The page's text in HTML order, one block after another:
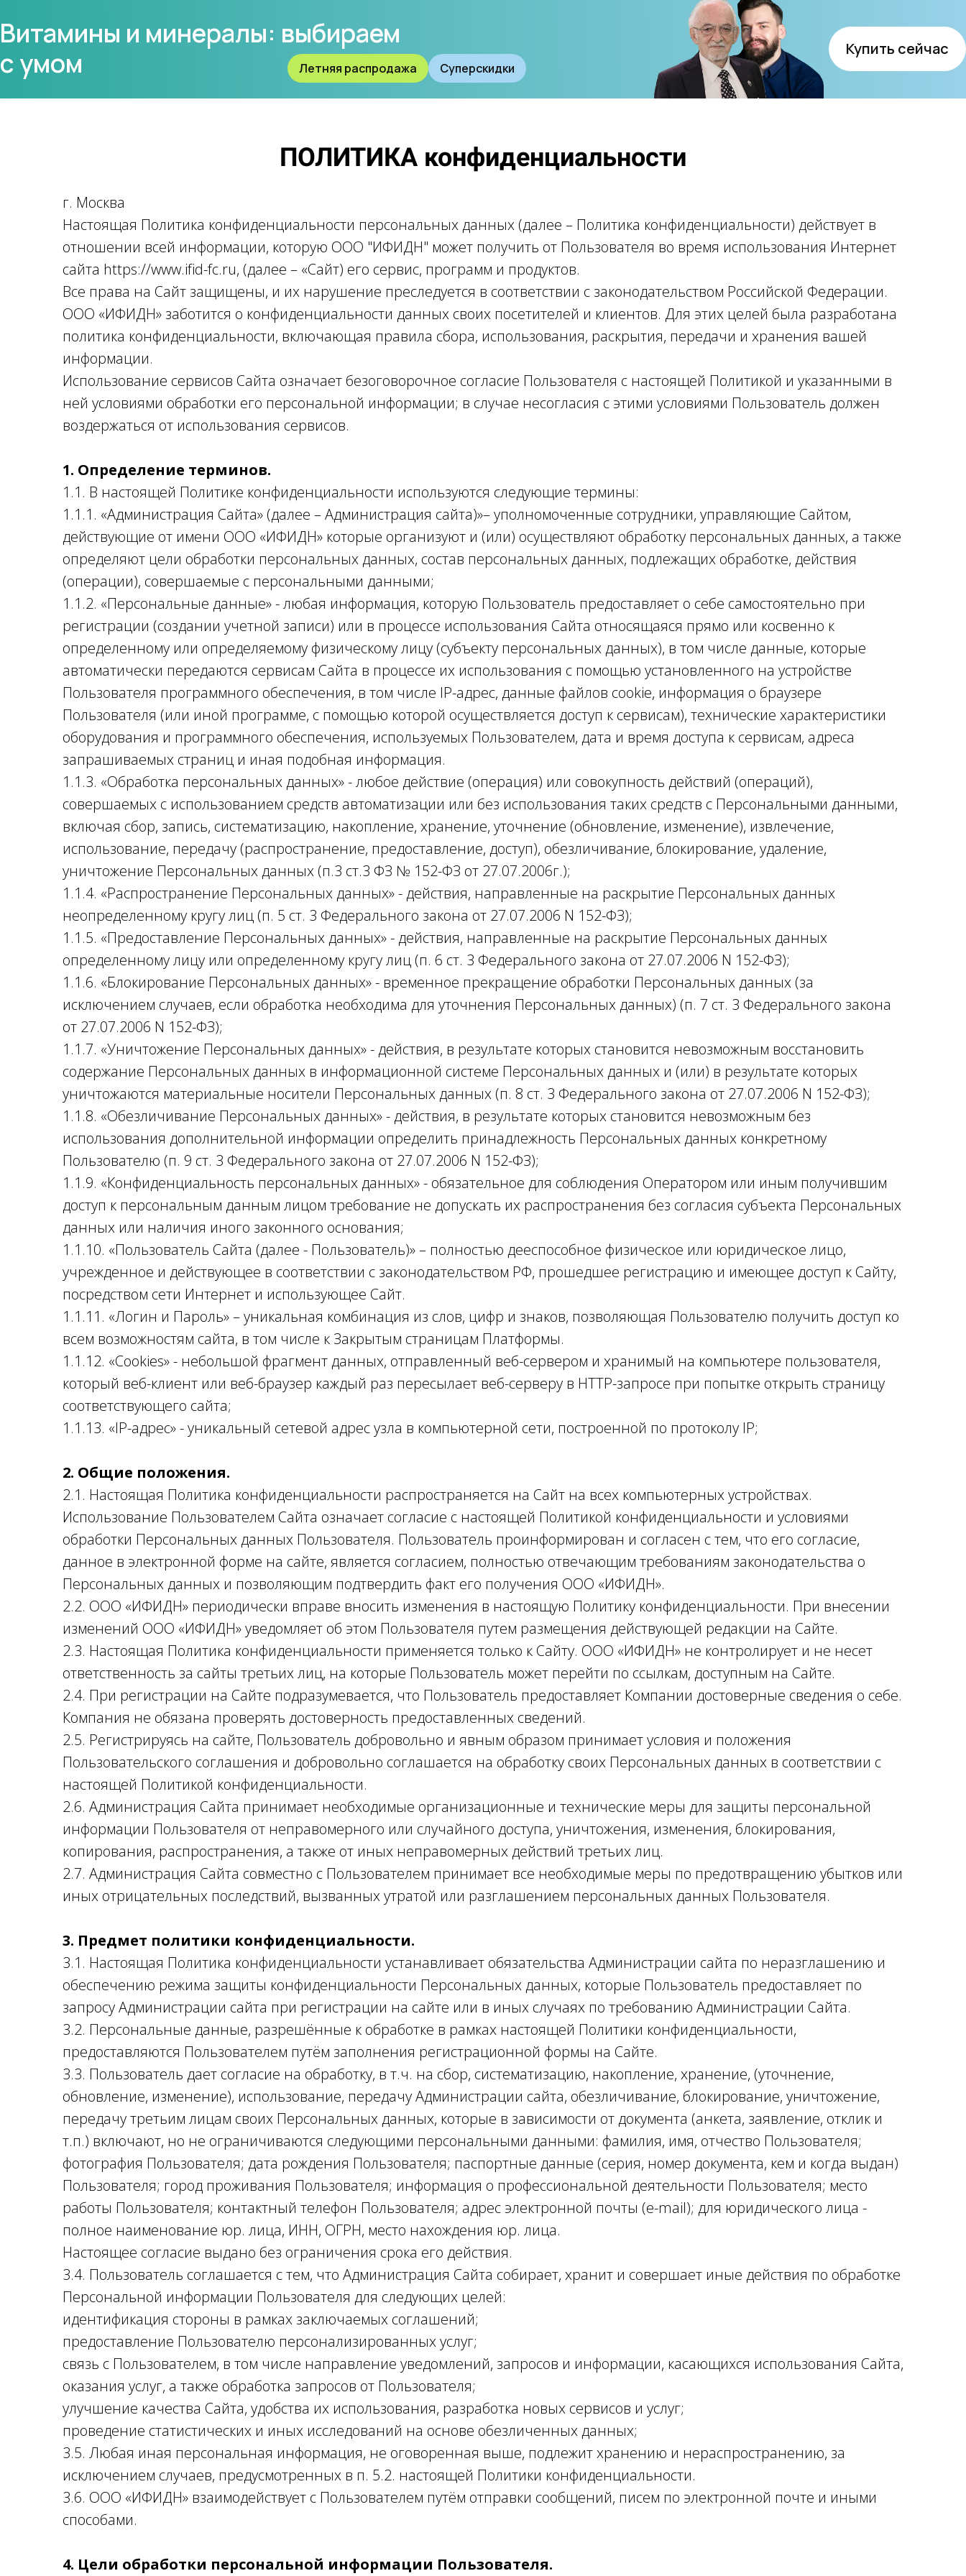
Витамины и минералы: выбираем
с умом
Летняя распродажа Суперскидки
Купить сейчас
ПОЛИТИКА конфиденциальности
г. Москва
Настоящая Политика конфиденциальности персональных данных (далее – Политика конфиденциальности) действует в
отношении всей информации, которую ООО "ИФИДН" может получить от Пользователя во время использования Интернет
сайта https://www.ifid-fc.ru, (далее – «Сайт) его сервис, программ и продуктов.
Все права на Сайт защищены, и их нарушение преследуется в соответствии с законодательством Российской Федерации.
ООО «ИФИДН» заботится о конфиденциальности данных своих посетителей и клиентов. Для этих целей была разработана
политика конфиденциальности, включающая правила сбора, использования, раскрытия, передачи и хранения вашей
информации.
Использование сервисов Сайта означает безоговорочное согласие Пользователя с настоящей Политикой и указанными в
ней условиями обработки его персональной информации; в случае несогласия с этими условиями Пользователь должен
воздержаться от использования сервисов.
1. Определение терминов.
1.1. В настоящей Политике конфиденциальности используются следующие термины:
1.1.1. «Администрация Сайта» (далее – Администрация сайта)»– уполномоченные сотрудники, управляющие Сайтом,
действующие от имени ООО «ИФИДН» которые организуют и (или) осуществляют обработку персональных данных, а также
определяют цели обработки персональных данных, состав персональных данных, подлежащих обработке, действия
(операции), совершаемые с персональными данными;
1.1.2. «Персональные данные» - любая информация, которую Пользователь предоставляет о себе самостоятельно при
регистрации (создании учетной записи) или в процессе использования Сайта относящаяся прямо или косвенно к
определенному или определяемому физическому лицу (субъекту персональных данных), в том числе данные, которые
автоматически передаются сервисам Сайта в процессе их использования с помощью установленного на устройстве
Пользователя программного обеспечения, в том числе IP-адрес, данные файлов cookie, информация о браузере
Пользователя (или иной программе, с помощью которой осуществляется доступ к сервисам), технические характеристики
оборудования и программного обеспечения, используемых Пользователем, дата и время доступа к сервисам, адреса
запрашиваемых страниц и иная подобная информация.
1.1.3. «Обработка персональных данных» - любое действие (операция) или совокупность действий (операций),
совершаемых с использованием средств автоматизации или без использования таких средств с Персональными данными,
включая сбор, запись, систематизацию, накопление, хранение, уточнение (обновление, изменение), извлечение,
использование, передачу (распространение, предоставление, доступ), обезличивание, блокирование, удаление,
уничтожение Персональных данных (п.3 ст.3 ФЗ № 152-ФЗ от 27.07.2006г.);
1.1.4. «Распространение Персональных данных» - действия, направленные на раскрытие Персональных данных
неопределенному кругу лиц (п. 5 ст. 3 Федерального закона от 27.07.2006 N 152-ФЗ);
1.1.5. «Предоставление Персональных данных» - действия, направленные на раскрытие Персональных данных
определенному лицу или определенному кругу лиц (п. 6 ст. 3 Федерального закона от 27.07.2006 N 152-ФЗ);
1.1.6. «Блокирование Персональных данных» - временное прекращение обработки Персональных данных (за
исключением случаев, если обработка необходима для уточнения Персональных данных) (п. 7 ст. 3 Федерального закона
от 27.07.2006 N 152-ФЗ);
1.1.7. «Уничтожение Персональных данных» - действия, в результате которых становится невозможным восстановить
содержание Персональных данных в информационной системе Персональных данных и (или) в результате которых
уничтожаются материальные носители Персональных данных (п. 8 ст. 3 Федерального закона от 27.07.2006 N 152-ФЗ);
1.1.8. «Обезличивание Персональных данных» - действия, в результате которых становится невозможным без
использования дополнительной информации определить принадлежность Персональных данных конкретному
Пользователю (п. 9 ст. 3 Федерального закона от 27.07.2006 N 152-ФЗ);
1.1.9. «Конфиденциальность персональных данных» - обязательное для соблюдения Оператором или иным получившим
доступ к персональным данным лицом требование не допускать их распространения без согласия субъекта Персональных
данных или наличия иного законного основания;
1.1.10. «Пользователь Сайта (далее - Пользователь)» – полностью дееспособное физическое или юридическое лицо,
учрежденное и действующее в соответствии с законодательством РФ, прошедшее регистрацию и имеющее доступ к Сайту,
посредством сети Интернет и использующее Сайт.
1.1.11. «Логин и Пароль» – уникальная комбинация из слов, цифр и знаков, позволяющая Пользователю получить доступ ко
всем возможностям сайта, в том числе к Закрытым страницам Платформы.
1.1.12. «Cookies» - небольшой фрагмент данных, отправленный веб-сервером и хранимый на компьютере пользователя,
который веб-клиент или веб-браузер каждый раз пересылает веб-серверу в HTTP-запросе при попытке открыть страницу
соответствующего сайта;
1.1.13. «IP-адрес» - уникальный сетевой адрес узла в компьютерной сети, построенной по протоколу IP;
2. Общие положения.
2.1. Настоящая Политика конфиденциальности распространяется на Сайт на всех компьютерных устройствах.
Использование Пользователем Сайта означает согласие с настоящей Политикой конфиденциальности и условиями
обработки Персональных данных Пользователя. Пользователь проинформирован и согласен с тем, что его согласие,
данное в электронной форме на сайте, является согласием, полностью отвечающим требованиям законодательства о
Персональных данных и позволяющим подтвердить факт его получения ООО «ИФИДН».
2.2. ООО «ИФИДН» периодически вправе вносить изменения в настоящую Политику конфиденциальности. При внесении
изменений ООО «ИФИДН» уведомляет об этом Пользователя путем размещения действующей редакции на Сайте.
2.3. Настоящая Политика конфиденциальности применяется только к Сайту. ООО «ИФИДН» не контролирует и не несет
ответственность за сайты третьих лиц, на которые Пользователь может перейти по ссылкам, доступным на Сайте.
2.4. При регистрации на Сайте подразумевается, что Пользователь предоставляет Компании достоверные сведения о себе.
Компания не обязана проверять достоверность предоставленных сведений.
2.5. Регистрируясь на сайте, Пользователь добровольно и явным образом принимает условия и положения
Пользовательского соглашения и добровольно соглашается на обработку своих Персональных данных в соответствии с
настоящей Политикой конфиденциальности.
2.6. Администрация Сайта принимает необходимые организационные и технические меры для защиты персональной
информации Пользователя от неправомерного или случайного доступа, уничтожения, изменения, блокирования,
копирования, распространения, а также от иных неправомерных действий третьих лиц.
2.7. Администрация Сайта совместно с Пользователем принимает все необходимые меры по предотвращению убытков или
иных отрицательных последствий, вызванных утратой или разглашением персональных данных Пользователя.
3. Предмет политики конфиденциальности.
3.1. Настоящая Политика конфиденциальности устанавливает обязательства Администрации сайта по неразглашению и
обеспечению режима защиты конфиденциальности Персональных данных, которые Пользователь предоставляет по
запросу Администрации сайта при регистрации на сайте или в иных случаях по требованию Администрации Сайта.
3.2. Персональные данные, разрешённые к обработке в рамках настоящей Политики конфиденциальности,
предоставляются Пользователем путём заполнения регистрационной формы на Сайте.
3.3. Пользователь дает согласие на обработку, в т.ч. на сбор, систематизацию, накопление, хранение, (уточнение,
обновление, изменение), использование, передачу Администрации сайта, обезличивание, блокирование, уничтожение,
передачу третьим лицам своих Персональных данных, которые в зависимости от документа (анкета, заявление, отклик и
т.п.) включают, но не ограничиваются следующими персональными данными: фамилия, имя, отчество Пользователя;
фотография Пользователя; дата рождения Пользователя; паспортные данные (серия, номер документа, кем и когда выдан)
Пользователя; город проживания Пользователя; информация о профессиональной деятельности Пользователя; место
работы Пользователя; контактный телефон Пользователя; адрес электронной почты (e-mail); для юридического лица -
полное наименование юр. лица, ИНН, ОГРН, место нахождения юр. лица.
Настоящее согласие выдано без ограничения срока его действия.
3.4. Пользователь соглашается с тем, что Администрация Сайта собирает, хранит и совершает иные действия по обработке
Персональной информации Пользователя для следующих целей:
идентификация стороны в рамках заключаемых соглашений;
предоставление Пользователю персонализированных услуг;
связь с Пользователем, в том числе направление уведомлений, запросов и информации, касающихся использования Сайта,
оказания услуг, а также обработка запросов от Пользователя;
улучшение качества Сайта, удобства их использования, разработка новых сервисов и услуг;
проведение статистических и иных исследований на основе обезличенных данных;
3.5. Любая иная персональная информация, не оговоренная выше, подлежит хранению и нераспространению, за
исключением случаев, предусмотренных в п. 5.2. настоящей Политики конфиденциальности.
3.6. ООО «ИФИДН» взаимодействует с Пользователем путём отправки сообщений, писем по электронной почте и иными
способами.
4. Цели обработки персональной информации Пользователя.